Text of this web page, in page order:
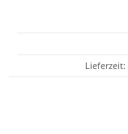
Lieferzeit: